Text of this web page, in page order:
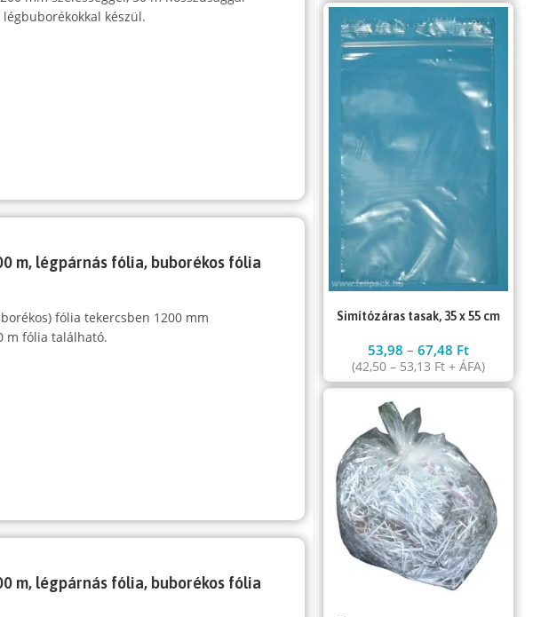
készül.
m, légpárnás fólia, buborékos fólia
fólia tekercsben 1200 mm
m fólia található.
m, légpárnás fólia, buborékos fólia
Simítózáras tasak, 35 x 55 cm
53,98–67,48 Ft
(42,50– 53,13 Ft + ÁFA)